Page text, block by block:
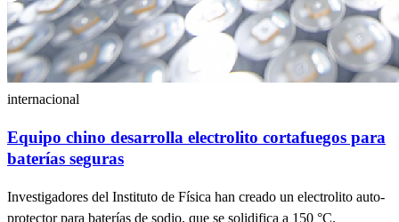
internacional
Equipo chino desarrolla electrolito cortafuegos para
baterías seguras
Investigadores del Instituto de Física han creado un electrolito auto-
protector para baterías de sodio, que se solidifica a 150 °C.